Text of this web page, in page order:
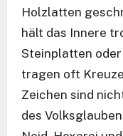
Holzlatten
hält das Innere
Steinplatten
tragen oft
Zeichen sind
des